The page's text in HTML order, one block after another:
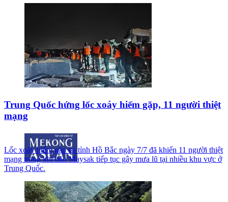
Trung Quốc hứng lốc xoáy hiếm gặp, 11 người thiệt
mạng
Lốc xoáy hiếm gặp tại tỉnh Hồ Bắc ngày 7/7 đã khiến 11 người thiệt
mạng trong khi bão Maysak tiếp tục gây mưa lũ tại nhiều khu vực ở
Trung Quốc.